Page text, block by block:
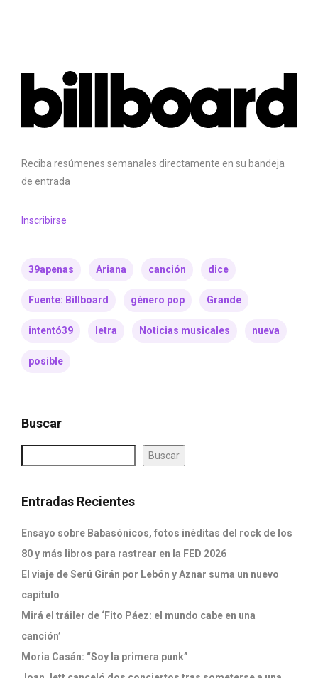
Reciba resúmenes semanales directamente en su bandeja
de entrada
Inscribirse
39apenas Ariana canción dice
Fuente: Billboard género pop Grande
intentó39 letra Noticias musicales nueva
posible
Buscar
Buscar
Entradas Recientes
Ensayo sobre Babasónicos, fotos inéditas del rock de los
80 y más libros para rastrear en la FED 2026
El viaje de Serú Girán por Lebón y Aznar suma un nuevo
capítulo
Mirá el tráiler de ‘Fito Páez: el mundo cabe en una
canción’
Moria Casán: “Soy la primera punk”